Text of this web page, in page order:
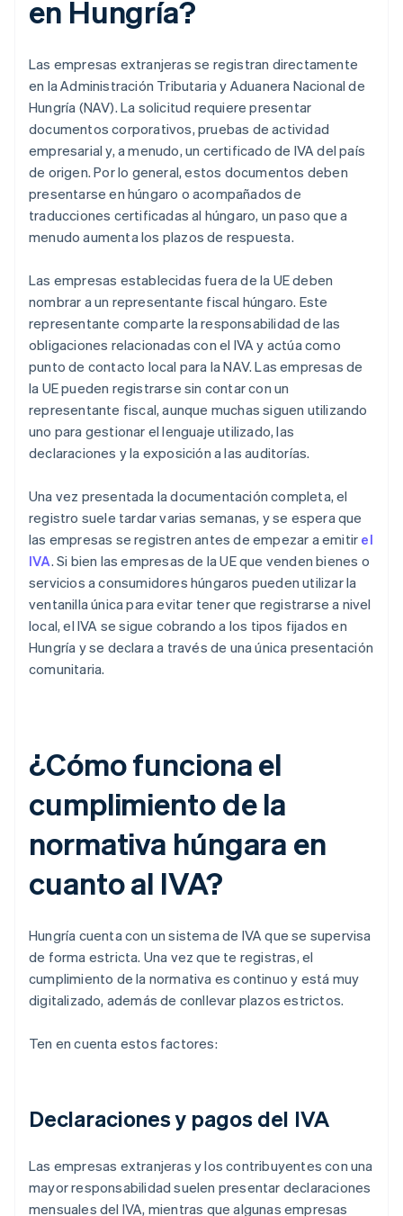
en Hungría?
Las empresas extranjeras se registran directamente
en la Administración Tributaria y Aduanera Nacional de
Hungría (NAV). La solicitud requiere presentar
documentos corporativos, pruebas de actividad
empresarial y, a menudo, un certificado de IVA del país
de origen. Por lo general, estos documentos deben
presentarse en húngaro o acompañados de
traducciones certificadas al húngaro, un paso que a
menudo aumenta los plazos de respuesta.
Las empresas establecidas fuera de la UE deben
nombrar a un representante fiscal húngaro. Este
representante comparte la responsabilidad de las
obligaciones relacionadas con el IVA y actúa como
punto de contacto local para la NAV. Las empresas de
la UE pueden registrarse sin contar con un
representante fiscal, aunque muchas siguen utilizando
uno para gestionar el lenguaje utilizado, las
declaraciones y la exposición a las auditorías.
Una vez presentada la documentación completa, el
registro suele tardar varias semanas, y se espera que
las empresas se registren antes de empezar a emitir el
IVA. Si bien las empresas de la UE que venden bienes o
servicios a consumidores húngaros pueden utilizar la
ventanilla única para evitar tener que registrarse a nivel
local, el IVA se sigue cobrando a los tipos fijados en
Hungría y se declara a través de una única presentación
comunitaria.
¿Cómo funciona el
cumplimiento de la
normativa húngara en
cuanto al IVA?
Hungría cuenta con un sistema de IVA que se supervisa
de forma estricta. Una vez que te registras, el
cumplimiento de la normativa es continuo y está muy
digitalizado, además de conllevar plazos estrictos.
Ten en cuenta estos factores:
Declaraciones y pagos del IVA
Las empresas extranjeras y los contribuyentes con una
mayor responsabilidad suelen presentar declaraciones
mensuales del IVA, mientras que algunas empresas